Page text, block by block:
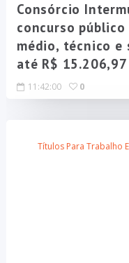
Consórcio
concurso
médio, técnico e
até R$ 15.206,97
11:42:00 0
Títulos Para Trabalho